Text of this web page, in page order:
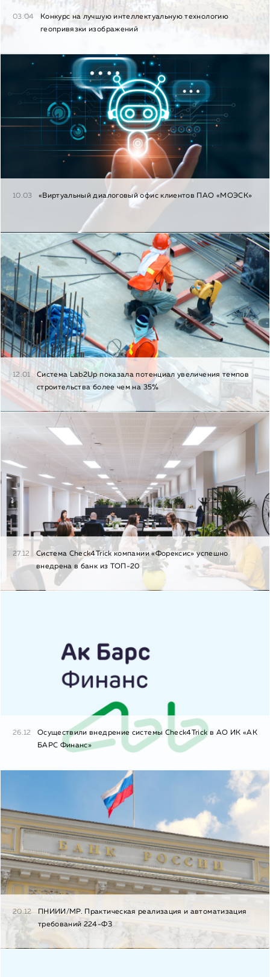
03.04
Конкурс на лучшую интеллектуальную технологию
геопривязки изображений
10.03 «Виртуальный диалоговый офис клиентов ПАО «МОЭСК»
12.01
Cистема Lab2Up показала потенциал увеличения темпов
строительства более чем на 35%
27.12
Система Check4Trick компании «Форексис» успешно
внедрена в банк из ТОП-20
26.12
Осуществили внедрение системы Check4Trick в АО ИК «АК
БАРС Финанс»
20.12
ПНИИИ/МР. Практическая реализация и автоматизация
требований 224-ФЗ